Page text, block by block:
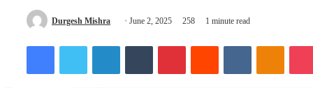
Durgesh Mishra
Send June 2, 2025 258 1 minute read
FacebookTwitter LinkedInTumblr PinterestReddit VKontakte